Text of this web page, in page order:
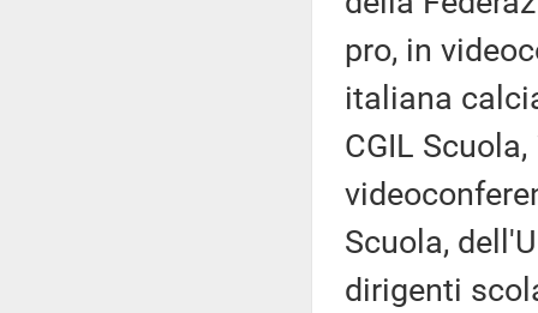
pro, in
italiana
CGIL
Scuola,
dirigenti